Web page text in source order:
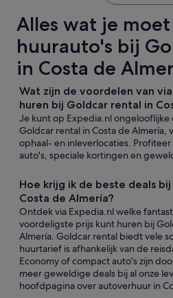
Alles wat je
huurauto's bij
in Costa de
Wat zijn de voordelen van
huren bij Goldcar rental in
Je kunt op Expedia.nl ongelooflijke
Goldcar rental in Costa de Almería,
ophaal- en inleverlocaties.
auto's, speciale kortingen en
Hoe krijg ik de beste deals
Costa de Almería?
Ontdek via Expedia.nl welke
voordeligste prijs kunt huren bij
Almería. Goldcar rental biedt vele
huurtarief is afhankelijk van de
Economy of compact auto's zijn
meer geweldige deals bij al onze
hoofdpagina over autoverhuur in